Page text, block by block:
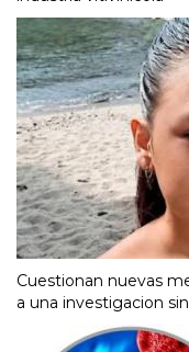
Cuestionan nuevas
a una investigacion